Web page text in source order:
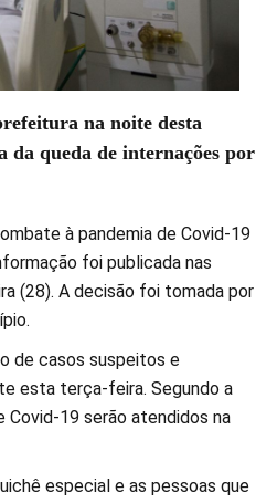
na noite desta
da queda de internações por
à pandemia de Covid-19
foi publicada nas
(28). A decisão foi tomada por
de casos suspeitos e
esta terça-feira. Segundo a
19 serão atendidos na
especial e as pessoas que